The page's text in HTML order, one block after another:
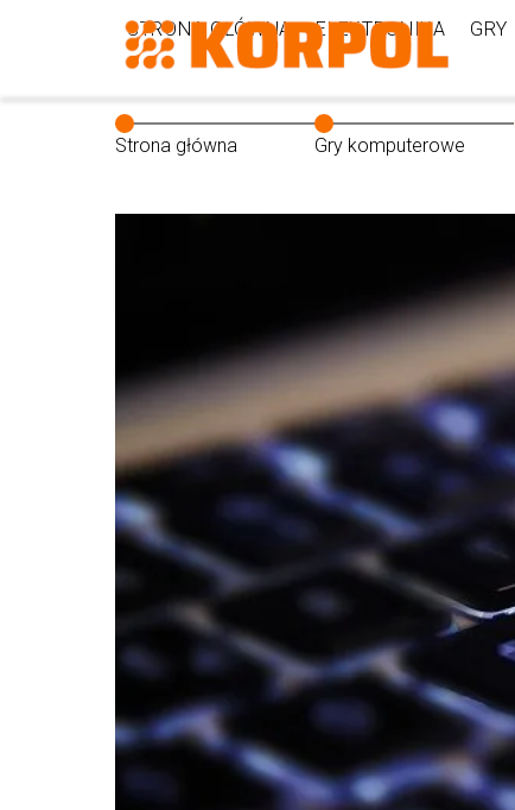
STRONA GŁÓWNA ELEKTRONIKA GRY
Strona główna Gry komputerowe